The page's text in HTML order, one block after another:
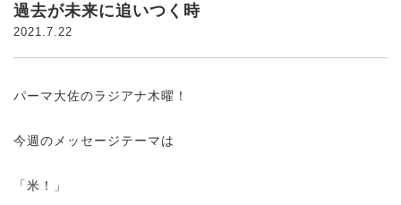
過去が未来に追いつく時
2021.7.22
パーマ大佐のラジアナ木曜！
今週のメッセージテーマは
「米！」